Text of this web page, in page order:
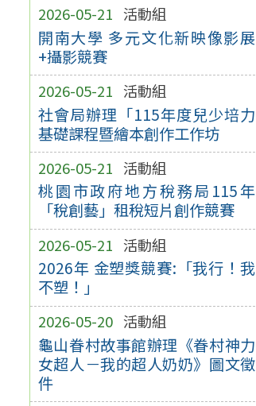
2026-05-21 活動組
開南大學 多元文化新映像影展
+攝影競賽
2026-05-21 活動組
社會局辦理「115年度兒少培力
基礎課程暨繪本創作工作坊
2026-05-21 活動組
桃園市政府地方稅務局115年
「稅創藝」租稅短片創作競賽
2026-05-21 活動組
2026年 金塑獎競賽:「我行！我
不塑！」
2026-05-20 活動組
龜山眷村故事館辦理《眷村神力
女超人－我的超人奶奶》圖文徵
件